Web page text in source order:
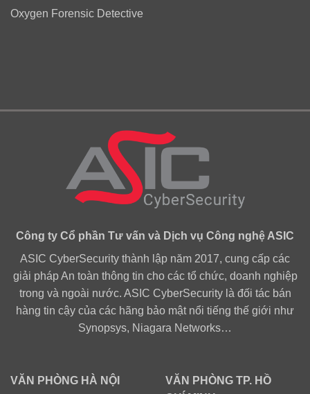
Oxygen Forensic Detective
Công ty Cổ phần Tư vấn và Dịch vụ Công nghệ ASIC
ASIC CyberSecurity thành lập năm 2017, cung cấp các
giải pháp An toàn thông tin cho các tổ chức, doanh nghiệp
trong và ngoài nước. ASIC CyberSecurity là đối tác bán
hàng tin cậy của các hãng bảo mật nổi tiếng thế giới như
Synopsys, Niagara Networks…
VĂN PHÒNG HÀ NỘI
VĂN PHÒNG TP. HỒ